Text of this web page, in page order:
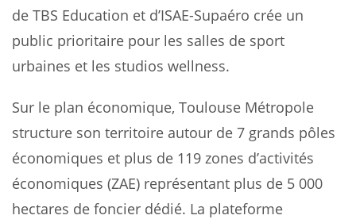
de TBS Education et d’ISAE-Supaéro crée un
public prioritaire pour les salles de sport
urbaines et les studios wellness.
Sur le plan économique, Toulouse Métropole
structure son territoire autour de 7 grands pôles
économiques et plus de 119 zones d’activités
économiques (ZAE) représentant plus de 5 000
hectares de foncier dédié. La plateforme